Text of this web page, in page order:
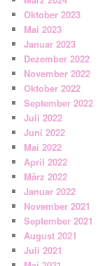
Oktober 2023
Mai 2023
Januar 2023
Dezember 2022
November 2022
Oktober 2022
September 2022
Juli 2022
Juni 2022
Mai 2022
April 2022
März 2022
Januar 2022
November 2021
September 2021
August 2021
Juli 2021